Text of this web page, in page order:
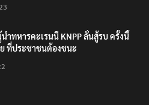
ำทหารคะเรนนี KNPP ลั่นสู้รบ ครั้งนี้
ที่ประชาชนต้องชนะ